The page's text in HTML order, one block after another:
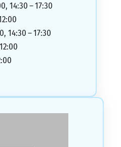
14:30 – 17:30
14:30 – 17:30